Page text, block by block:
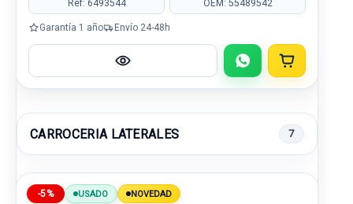
Ref: 6493544 OEM: 55489542
Garantía 1 año Envío 24-48h
CARROCERIA LATERALES 7
-5% USADO NOVEDAD